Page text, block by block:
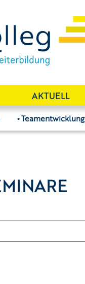
Teamentwicklung
AKTUELL